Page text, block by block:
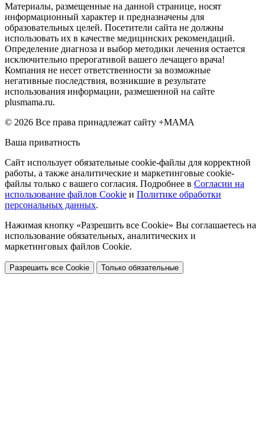
Материалы, размещенные на данной странице, носят
информационный характер и предназначены для
образовательных целей. Посетители сайта не должны
использовать их в качестве медицинских рекомендаций.
Определение диагноза и выбор методики лечения остается
исключительно прерогативой вашего лечащего врача!
Компания не несет ответственности за возможные
негативные последствия, возникшие в результате
использования информации, размешенной на сайте
plusmama.ru.
© 2026 Все права принадлежат сайту +МАМА
Ваша приватность
Сайт использует обязательные cookie-файлы для корректной
работы, а также аналитические и маркетинговые cookie-
файлы только с вашего согласия. Подробнее в Согласии на
использование файлов Cookie и Политике обработки
персональных данных.
Нажимая кнопку «Разрешить все Cookie» Вы соглашаетесь на
использование обязательных, аналитических и
маркетинговых файлов Cookie.
Разрешить все Cookie Только обязательные